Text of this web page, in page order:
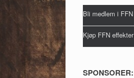
Bli medlem i FFN
Kjøp FFN effekter
SPONSORER: